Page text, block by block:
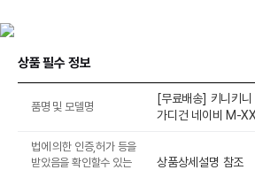
상품 필수 정보
품명 및 모델명
[무료배송] 키니키
가디건 네이비 M-
법에 의한 인증,허가 등을
받았음을 확인할수 있는
상품상세설명 참조